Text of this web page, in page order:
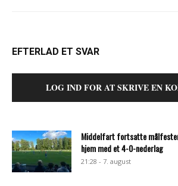
EFTERLAD ET SVAR
LOG IND FOR AT SKRIVE EN
Middelfart fortsatte
hjem med et 4-0-nederlag
21:28 - 7. august